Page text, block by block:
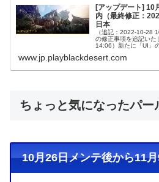
[アップデート] 10
内（最終修正：
日本
（追記：2022-10-28
の修正事項を追記い
14:06）新たに「UI」
www.jp.playblackdesert.com
ちょっと気になったパー
10月26日メンテ後から11